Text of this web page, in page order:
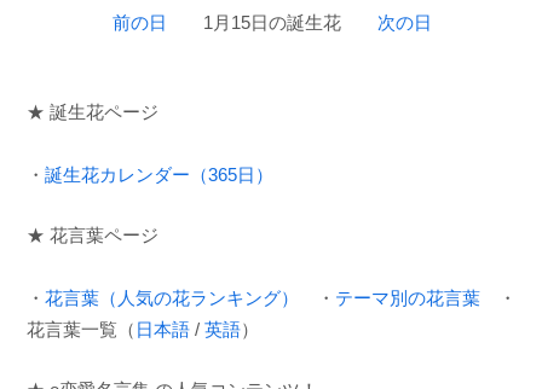
前の日 1月15日の誕生花 次の日
★ 誕生花ページ
・ 誕生花カレンダー（365日）
★ 花言葉ページ
・ 花言葉（人気の花ランキング） ・ テーマ別の花言葉 ・
花言葉一覧（ 日本語 / 英語）